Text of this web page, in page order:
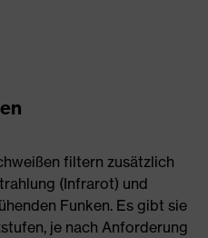
filtern zusätzlich
(Infrarot) und
Funken. Es gibt sie
je nach Anforderung